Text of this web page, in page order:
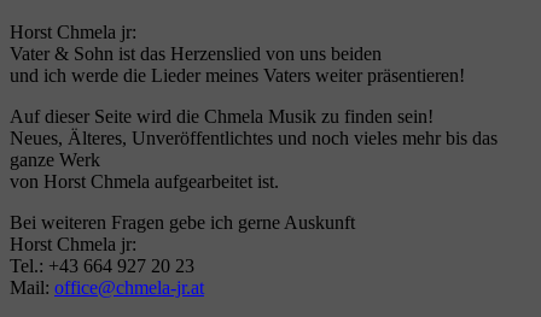
Horst Chmela jr:
Vater & Sohn ist das Herzenslied von uns beiden
und ich werde die Lieder meines Vaters weiter präsentieren!
Auf dieser Seite wird die Chmela Musik zu finden sein!
Neues, Älteres, Unveröffentlichtes und noch vieles mehr bis das
ganze Werk
von Horst Chmela aufgearbeitet ist.
Bei weiteren Fragen gebe ich gerne Auskunft
Horst Chmela jr:
Tel.: +43 664 927 20 23
Mail: office@chmela-jr.at